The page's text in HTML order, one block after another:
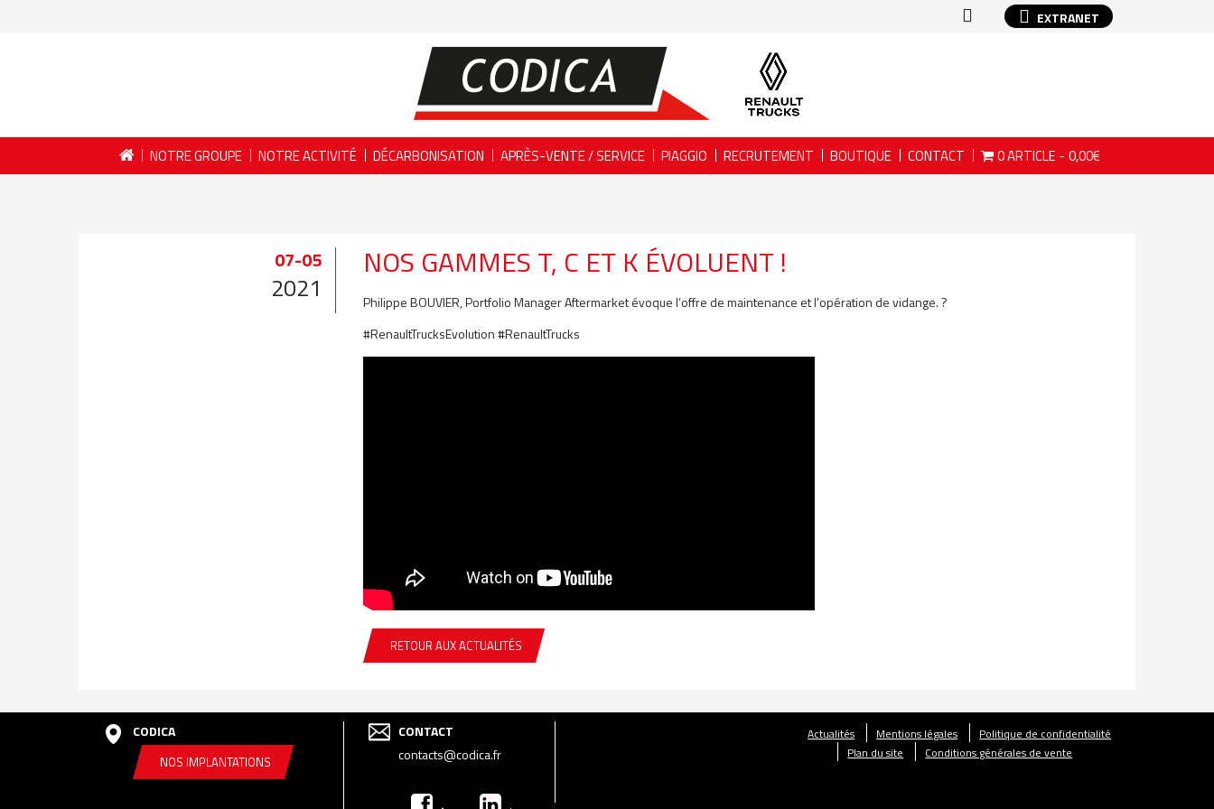
EXTRANET
NOTRE GROUPE NOTRE ACTIVITÉ DÉCARBONISATION APRÈS-VENTE / SERVICE PIAGGIO RECRUTEMENT BOUTIQUE CONTACT 0 ARTICLE 0,00€
07-05
2021
NOS GAMMES T, C ET K ÉVOLUENT !
Philippe BOUVIER, Portfolio Manager Aftermarket évoque l’offre de maintenance et l’opération de vidange. ?
#RenaultTrucksEvolution #RenaultTrucks
RETOUR AUX ACTUALITÉS
CODICA
NOS IMPLANTATIONS
CONTACT
contacts@codica.fr
. .
Actualités Mentions légales
Politique de confidentialité
Plan du site
Conditions générales de vente